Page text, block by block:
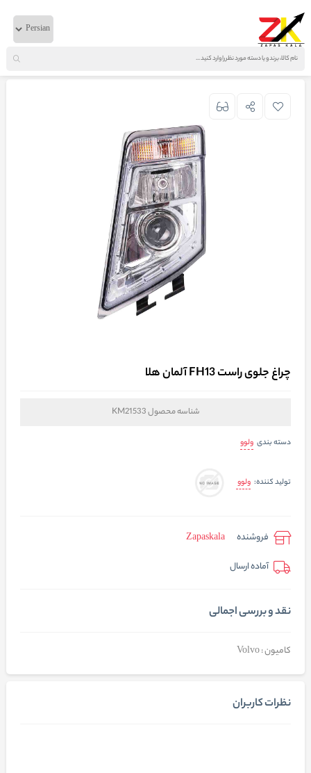
خانه لوازم بدنه ولوو چراغ جلوی راست FH13 آلمان هلا
چراغ جلوی راست FH13 آلمان هلا
شناسه محصولKM21533
دسته بندی ولوو
تولید کننده: ولوو
فروشنده
Zapaskala
آماده ارسال
نقد و بررسی اجمالی
کامیون : Volvo
نظرات کاربران